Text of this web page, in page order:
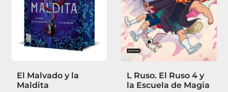
El Malvado y la
Maldita
L Ruso. El Ruso 4 y
la Escuela de Magia